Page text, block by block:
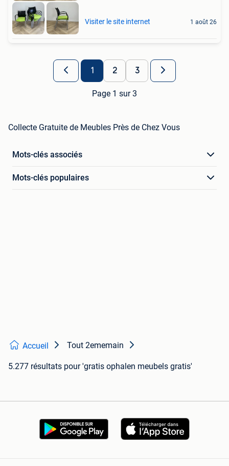
Visiter le site internet 1 août 26
1 2 3
Page 1 sur 3
Collecte Gratuite de Meubles Près de Chez Vous
Mots-clés associés
Mots-clés populaires
Accueil Tout 2ememain
5.277 résultats pour 'gratis ophalen meubels gratis'